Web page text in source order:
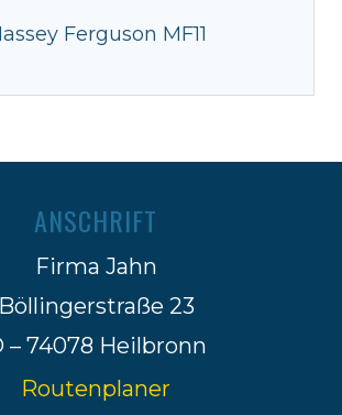
Ferguson MF11
ANSCHRIFT
Firma Jahn
Böllingerstraße 23
– 74078 Heilbronn
Routenplaner